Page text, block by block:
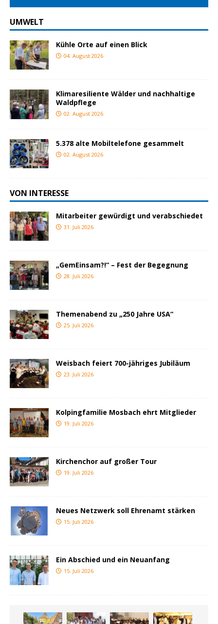
UMWELT
Kühle Orte auf einen Blick
04. August 2026
Klimaresiliente Wälder und nachhaltige
Waldpflege
02. August 2026
5.378 alte Mobiltelefone gesammelt
02. August 2026
VON INTERESSE
Mitarbeiter gewürdigt und verabschiedet
31. Juli 2026
„GemEinsam?!“ – Fest der Begegnung
28. Juli 2026
Themenabend zu „250 Jahre USA“
25. Juli 2026
Weisbach feiert 700-jähriges Jubiläum
23. Juli 2026
Kolpingfamilie Mosbach ehrt Mitglieder
19. Juli 2026
Kirchenchor auf großer Tour
19. Juli 2026
Neues Netzwerk soll Ehrenamt stärken
15. Juli 2026
Ein Abschied und ein Neuanfang
15. Juli 2026